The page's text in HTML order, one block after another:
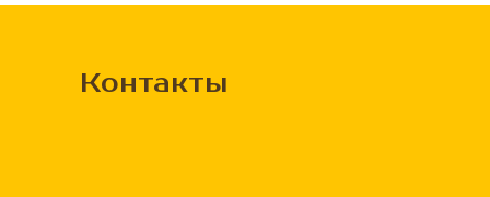
Контакты